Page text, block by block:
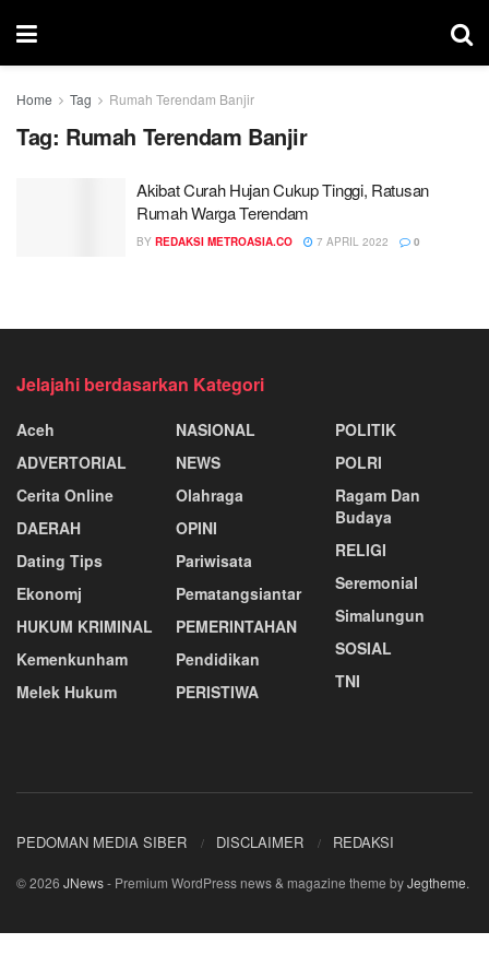
Home Tag Rumah Terendam Banjir
Tag: Rumah Terendam Banjir
Akibat Curah Hujan Cukup Tinggi, Ratusan
Rumah Warga Terendam
BY REDAKSI METROASIA.CO 7 APRIL 2022 0
Jelajahi berdasarkan Kategori
Aceh
ADVERTORIAL
Cerita Online
DAERAH
Dating Tips
Ekonomj
HUKUM KRIMINAL
Kemenkunham
Melek Hukum
NASIONAL
NEWS
Olahraga
OPINI
Pariwisata
Pematangsiantar
PEMERINTAHAN
Pendidikan
PERISTIWA
POLITIK
POLRI
Ragam Dan
Budaya
RELIGI
Seremonial
Simalungun
SOSIAL
TNI
PEDOMAN MEDIA SIBER DISCLAIMER REDAKSI
© 2026 JNews- Premium WordPress news & magazine theme byJegtheme.